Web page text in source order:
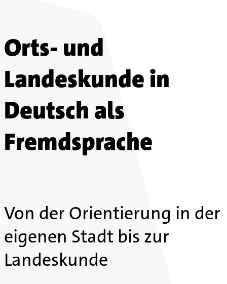
Orts- und
Landeskunde in
Deutsch als
Fremdsprache
Von der Orientierung in der
eigenen Stadt bis zur
Landeskunde